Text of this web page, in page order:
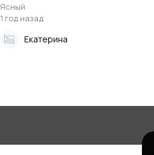
Ясный
1 год назад
Екатерина